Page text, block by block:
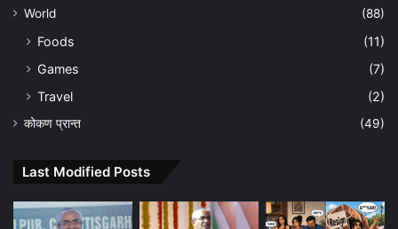
World
(88)
Foods
(11)
Games
(7)
Travel
(2)
कोकण प्रान्त (49)
Last Modified Posts